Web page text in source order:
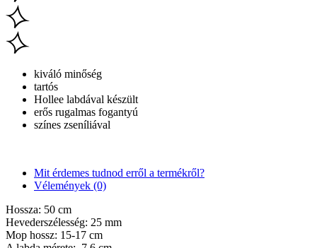
kiváló minőség
tartós
Hollee labdával készült
erős rugalmas fogantyú
színes zseníliával
Mit érdemes tudnod erről a termékről?
Vélemények (0)
Hossza: 50 cm
Hevederszélesség: 25 mm
Mop hossz: 15-17 cm